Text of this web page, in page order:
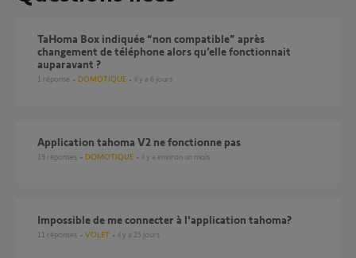
TaHoma Box indiquée “non compatible” après
changement de téléphone alors qu’elle fonctionnait
auparavant ?
1 réponse DOMOTIQUE il y a 6 jours
Application tahoma V2 ne fonctionne pas
19 réponses DOMOTIQUE il y a environ un mois
Impossible de me connecter à l'application tahoma?
11 réponses VOLET il y a 25 jours